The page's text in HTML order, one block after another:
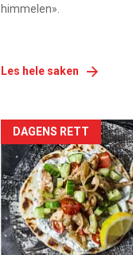
himmelen».
Les hele saken
Forsiden
akkurat
nå
-
DAGENS RETT